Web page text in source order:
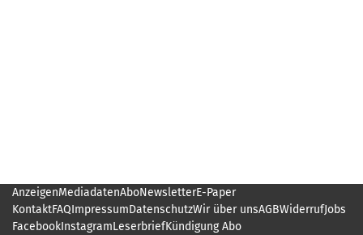
AnzeigenMediadatenAboNewsletterE-Paper
KontaktFAQImpressumDatenschutzWir über unsAGBWiderrufJobs
FacebookInstagramLeserbriefKündigung Abo